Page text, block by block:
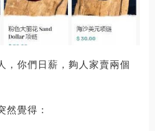
，你們日薪，夠人家賣兩個
然覺得：